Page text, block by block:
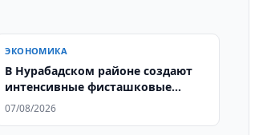
ЭКОНОМИКА
В Нурабадском районе создают
интенсивные фисташковые
плантации
07/08/2026